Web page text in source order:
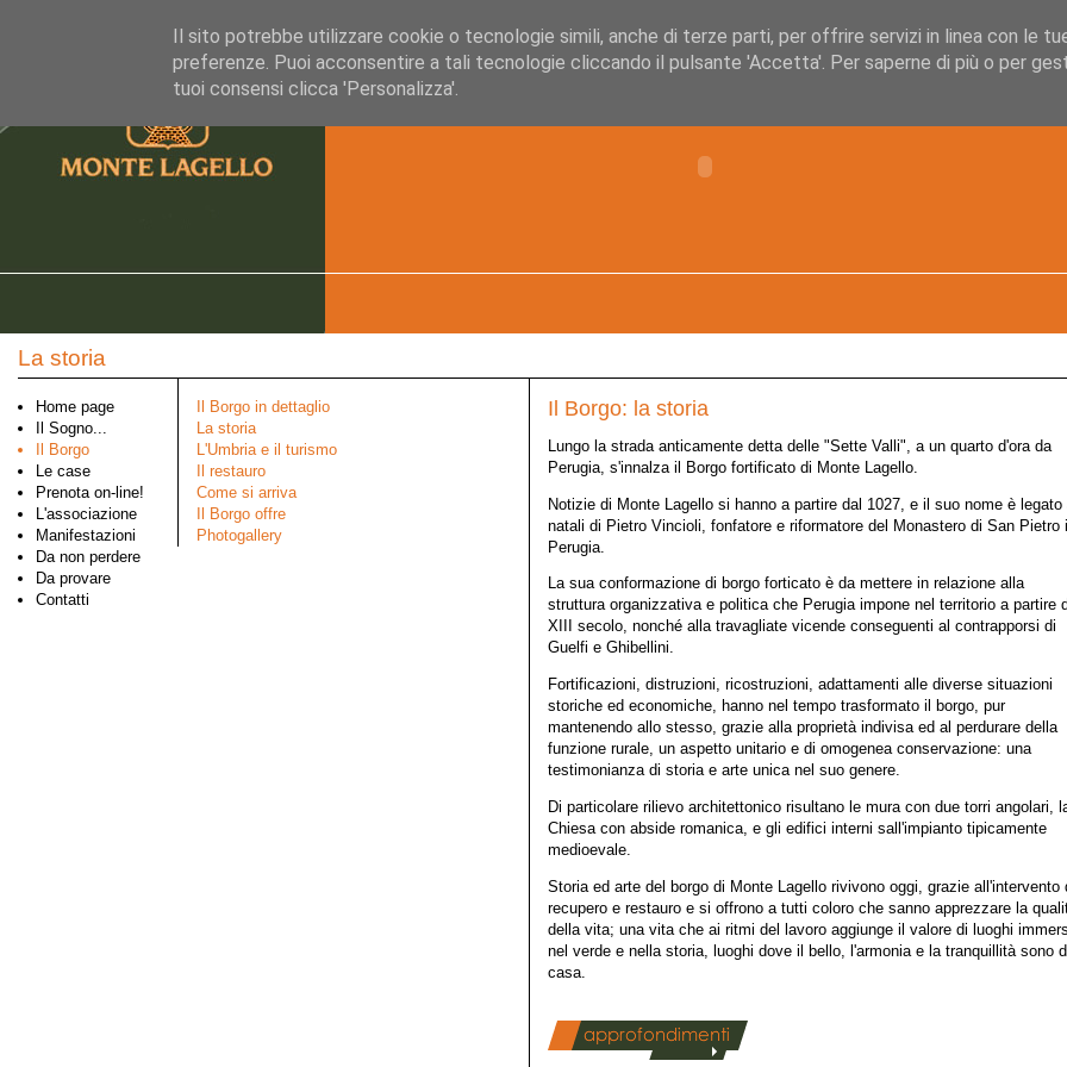
La storia
Home page
Il Sogno...
Il Borgo
Le case
Prenota on-line!
L'associazione
Manifestazioni
Da non perdere
Da provare
Contatti
Il Borgo in dettaglio
La storia
L'Umbria e il turismo
Il restauro
Come si arriva
Il Borgo offre
Photogallery
Il Borgo: la storia
Lungo la strada anticamente detta delle "Sette Valli", a un quarto d'ora da
Perugia, s'innalza il Borgo fortificato di Monte Lagello.
Notizie di Monte Lagello si hanno a partire dal 1027, e il suo nome è legato
natali di Pietro Vincioli, fonfatore e riformatore del Monastero di San Pietro
Perugia.
La sua conformazione di borgo forticato è da mettere in relazione alla
struttura organizzativa e politica che Perugia impone nel territorio a partire
XIII secolo, nonché alla travagliate vicende conseguenti al contrapporsi di
Guelfi e Ghibellini.
Fortificazioni, distruzioni, ricostruzioni, adattamenti alle diverse situazioni
storiche ed economiche, hanno nel tempo trasformato il borgo, pur
mantenendo allo stesso, grazie alla proprietà indivisa ed al perdurare della
funzione rurale, un aspetto unitario e di omogenea conservazione: una
testimonianza di storia e arte unica nel suo genere.
Di particolare rilievo architettonico risultano le mura con due torri angolari,
Chiesa con abside romanica, e gli edifici interni sall'impianto tipicamente
medioevale.
Storia ed arte del borgo di Monte Lagello rivivono oggi, grazie all'intervento
recupero e restauro e si offrono a tutti coloro che sanno apprezzare la
della vita; una vita che ai ritmi del lavoro aggiunge il valore di luoghi
nel verde e nella storia, luoghi dove il bello, l'armonia e la tranquillità sono
casa.
Il sito potrebbe utilizzare cookie o tecnologie simili, anche di terze parti, per offrire servizi in linea con le
preferenze. Puoi acconsentire a tali tecnologie cliccando il pulsante 'Accetta'. Per saperne di più o per
tuoi consensi clicca 'Personalizza'.